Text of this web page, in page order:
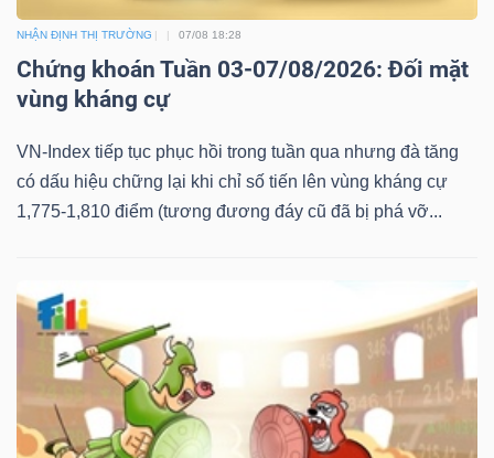
NHẬN ĐỊNH THỊ TRƯỜNG 07/08 18:28
Chứng khoán Tuần 03-07/08/2026: Đối mặt
vùng kháng cự
VN-Index tiếp tục phục hồi trong tuần qua nhưng đà tăng
có dấu hiệu chững lại khi chỉ số tiến lên vùng kháng cự
1,775-1,810 điểm (tương đương đáy cũ đã bị phá vỡ...
tài
chính
Công
tư
Truyền